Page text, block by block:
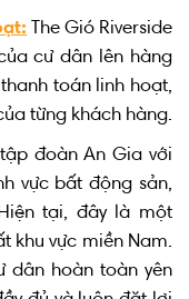
The Gió Riverside
cư dân lên hàng
toán linh hoạt,
từng khách hàng.
đoàn An Gia với
vực bất động sản,
tại, đây là một
khu vực miền Nam.
dân hoàn toàn yên